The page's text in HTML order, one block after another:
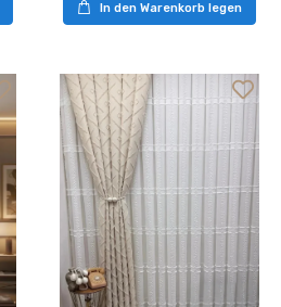
In den Warenkorb legen